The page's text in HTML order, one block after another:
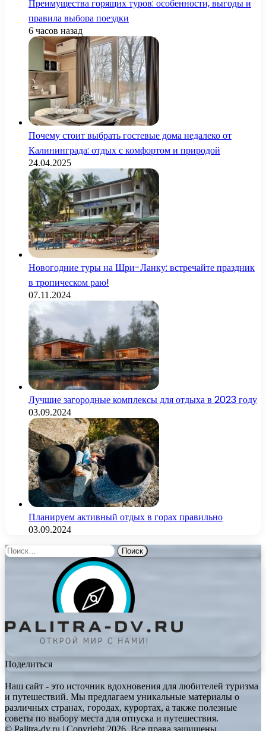
Преимущества горящих туров: особенности, выгоды и
правила выбора поездки
6 часов назад
Почему стоит выбрать гостевые дома недалеко от
Калининграда: отдых с комфортом и природой
24.04.2025
Новогодние туры на Шри-Ланку: встречайте праздник
в тропическом раю!
07.11.2024
Лучшие загородные комплексы для отдыха в 2023 году
03.09.2024
Планируем активный отдых в горах правильно
03.09.2024
Найти:
Поделиться
Наш сайт - это источник вдохновения для любителей туризма
и путешествий. Мы предлагаем уникальные материалы о
различных странах, городах, курортах, а также полезные
советы по выбору места для отпуска и путешествия.
© Palitra-dv.ru | Copyright 2026, Все права защищены